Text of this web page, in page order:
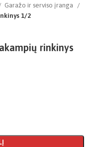
Garažo ir serviso įranga
1/2
rinkinys